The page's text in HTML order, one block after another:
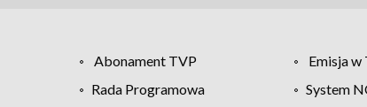
Abonament TVP Emisja w
Rada Programowa
System